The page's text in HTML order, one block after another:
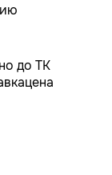
до ТК
цена